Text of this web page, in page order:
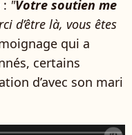
"Votre soutien me
d’être là, vous êtes
qui a
certains
d’avec son mari